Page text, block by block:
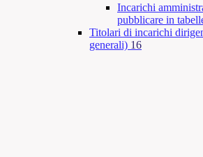
Incarichi
pubblicare in
Titolari di incarichi
generali) 16